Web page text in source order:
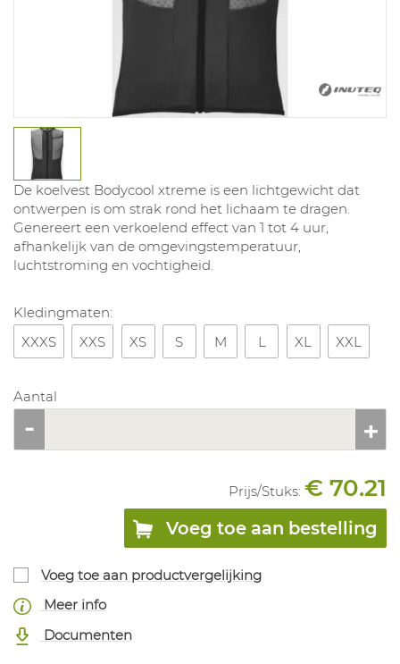
De koelvest Bodycool xtreme is een lichtgewicht dat
ontwerpen is om strak rond het lichaam te dragen.
Genereert een verkoelend effect van 1 tot 4 uur,
afhankelijk van de omgevingstemperatuur,
luchtstroming en vochtigheid.
Kledingmaten:
XXXS
XXS XS S M L XL XXL
Aantal
Prijs/Stuks: € 70.21
Voeg toe aan bestelling
Voeg toe aan productvergelijking
Meer info
Documenten